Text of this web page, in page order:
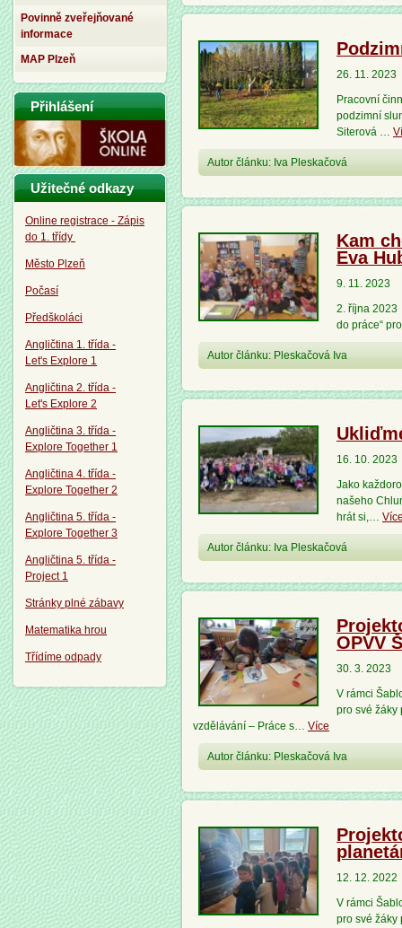
26. 11. 2023
Pracovní
podzimní
Siterová …
Autor článku: Iva Pleskačová
Kam
Eva
9. 11. 2023
2. října 2023
do práce“
Autor článku: Pleskačová Iva
16. 10. 2023
Jako
našeho
hrát si,…
Autor článku: Iva Pleskačová
OPVV
30. 3. 2023
V rámci
pro své žáky
vzdělávání – Práce s… Více
Autor článku: Pleskačová Iva
12. 12. 2022
V rámci
pro své žáky
Povinně zveřejňované
informace
MAP Plzeň
Přihlášení
Užitečné odkazy
Online registrace - Zápis
do 1. třídy
Město Plzeň
Počasí
Předškoláci
Angličtina 1. třída -
Let's Explore 1
Angličtina 2. třída -
Let's Explore 2
Angličtina 3. třída -
Explore Together 1
Angličtina 4. třída -
Explore Together 2
Angličtina 5. třída -
Explore Together 3
Angličtina 5. třída -
Project 1
Stránky plné zábavy
Matematika hrou
Třídíme odpady